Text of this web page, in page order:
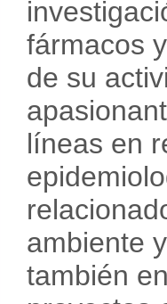
fármacos
de su
líneas en
ambiente
también